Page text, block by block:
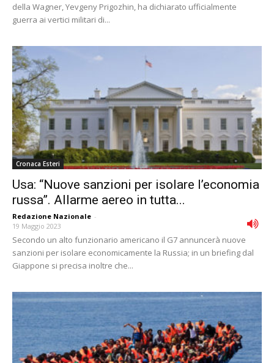
della Wagner, Yevgeny Prigozhin, ha dichiarato ufficialmente
guerra ai vertici militari di...
Cronaca Esteri
Usa: “Nuove sanzioni per isolare l’economia
russa”. Allarme aereo in tutta...
Redazione Nazionale -
19 Maggio 2023
Secondo un alto funzionario americano il G7 annuncerà nuove
sanzioni per isolare economicamente la Russia; in un briefing dal
Giappone si precisa inoltre che...